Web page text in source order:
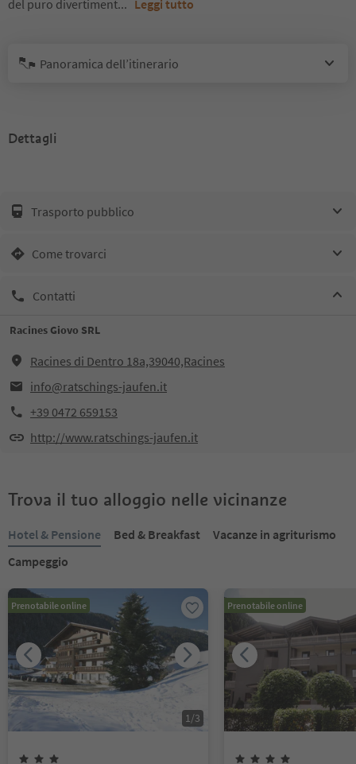
del puro divertiment... Leggi tutto
Panoramica dell’itinerario
Dettagli
Trasporto pubblico
Come trovarci
Contatti
Racines Giovo SRL
Racines di Dentro 18a,39040,Racines
info@ratschings-jaufen.it
+39 0472 659153
http://www.ratschings-jaufen.it
Trova il tuo alloggio nelle vicinanze
Hotel & Pensione Bed & Breakfast
Vacanze in agriturismo
Campeggio
Prenotabile online
1/3
Prenotabile online